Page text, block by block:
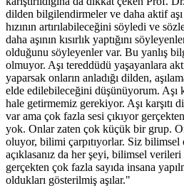
dilden bilgilendirmeler ve daha aktif aşı
hızının artırılabileceğini söyledi ve
daha aşının kısırlık yaptığını
olduğunu söyleyenler var. Bu yanlış
olmuyor. Aşı tereddüdü yaşayanlara
yaparsak onların anladığı dilden,
elde edilebileceğini düşünüyorum. Aşı
hale getirmemiz gerekiyor. Aşı karşıtı
var ama çok fazla sesi çıkıyor
yok. Onlar zaten çok küçük bir grup.
oluyor, bilimi çarpıtıyorlar. Siz
açıklasanız da her şeyi, bilimsel verileri
gerçekten çok fazla sayıda insana
oldukları gösterilmiş aşılar."